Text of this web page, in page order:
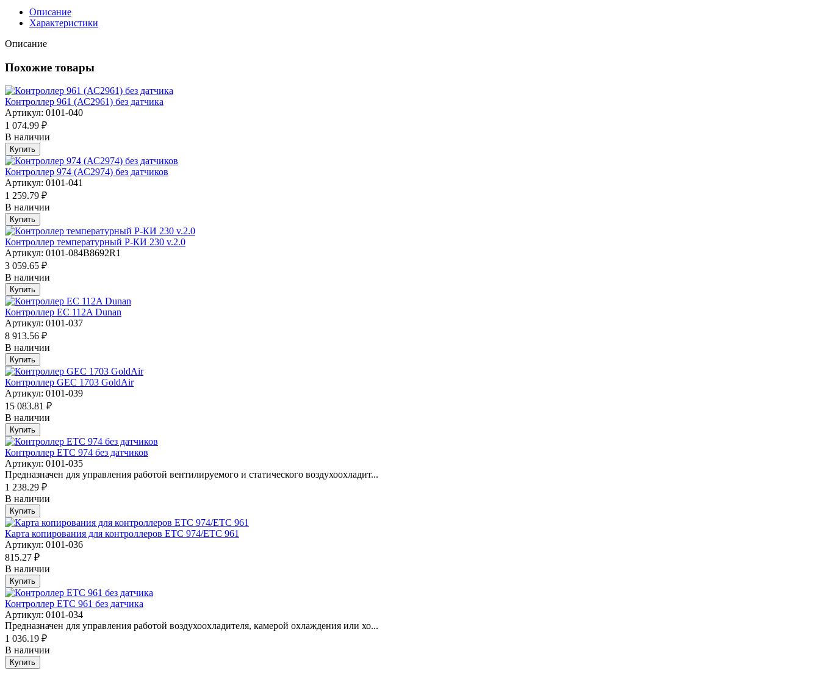
Описание
Характеристики
Описание
Похожие товары
Контроллер 961 (АС2961) без датчика
Артикул: 0101-040
1 074.99 ₽
В наличии
Купить
Контроллер 974 (АС2974) без датчиков
Артикул: 0101-041
1 259.79 ₽
В наличии
Купить
Контроллер температурный Р-КИ 230 v.2.0
Артикул: 0101-084B8692R1
3 059.65 ₽
В наличии
Купить
Контроллер EC 112A Dunan
Артикул: 0101-037
8 913.56 ₽
В наличии
Купить
Контроллер GEC 1703 GoldAir
Артикул: 0101-039
15 083.81 ₽
В наличии
Купить
Контроллер ETC 974 без датчиков
Артикул: 0101-035
Предназначен для управления работой вентилируемого и статического воздухоохладит...
1 238.29 ₽
В наличии
Купить
Карта копирования для контроллеров ETC 974/ETC 961
Артикул: 0101-036
815.27 ₽
В наличии
Купить
Контроллер ETC 961 без датчика
Артикул: 0101-034
Предназначен для управления работой воздухоохладителя, камерой охлаждения или хо...
1 036.19 ₽
В наличии
Купить